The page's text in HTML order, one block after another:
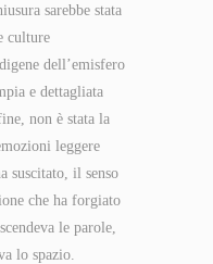
sarebbe stata
culture
dell’emisfero
e dettagliata
non è stata la
leggere
suscitato, il senso
che ha forgiato
le parole,
lo spazio.